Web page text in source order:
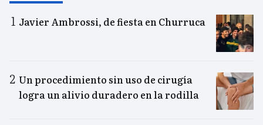
Javier Ambrossi, de fiesta en Churruca
Un procedimiento sin uso de cirugía
logra un alivio duradero en la rodilla